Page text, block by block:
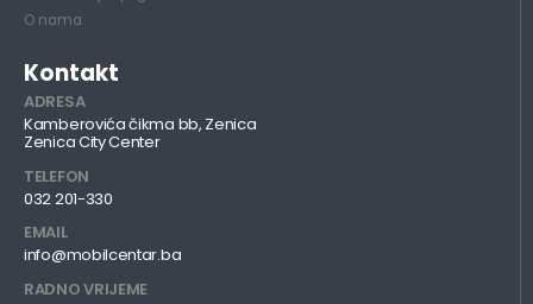
O nama
Kontakt
ADRESA
Kamberovića čikma bb, Zenica
Zenica City Center
TELEFON
032 201-330
EMAIL
info@mobilcentar.ba
RADNO VRIJEME